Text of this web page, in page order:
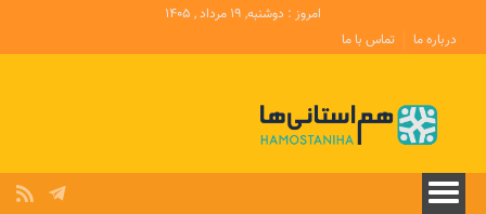
امروز : دوشنبه, ۱۹ مرداد , ۱۴۰۵
درباره ما
تماس با ما